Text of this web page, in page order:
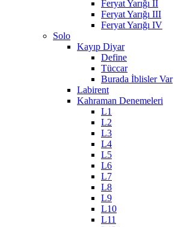
Feryat Yarığı II
Feryat Yarığı III
Feryat Yarığı IV
Solo
Kayıp Diyar
Define
Tüccar
Burada İblisler Var
Labirent
Kahraman Denemeleri
L1
L2
L3
L4
L5
L6
L7
L8
L9
L10
L11